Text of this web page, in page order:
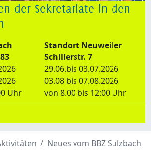
der Sekretariate in den
Uhr
Standort Neuweiler
Schillerstr. 7
29.06.bis 03.07.2026
03.08 bis 07.08.2026
von 8.00 bis 12:00 Uhr
Neues vom BBZ Sulzbach